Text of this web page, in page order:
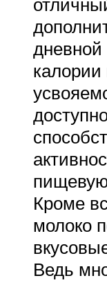
Кроме
молоко
Ведь